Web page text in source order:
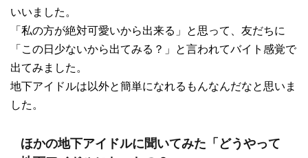
いいました。
「私の方が絶対可愛いから出来る」と思って、友だちに
「この日少ないから出てみる？」と言われてバイト感覚で
出てみました。
地下アイドルは以外と簡単になれるもんなんだなと思いま
した。
ほかの地下アイドルに聞いてみた「どうやって